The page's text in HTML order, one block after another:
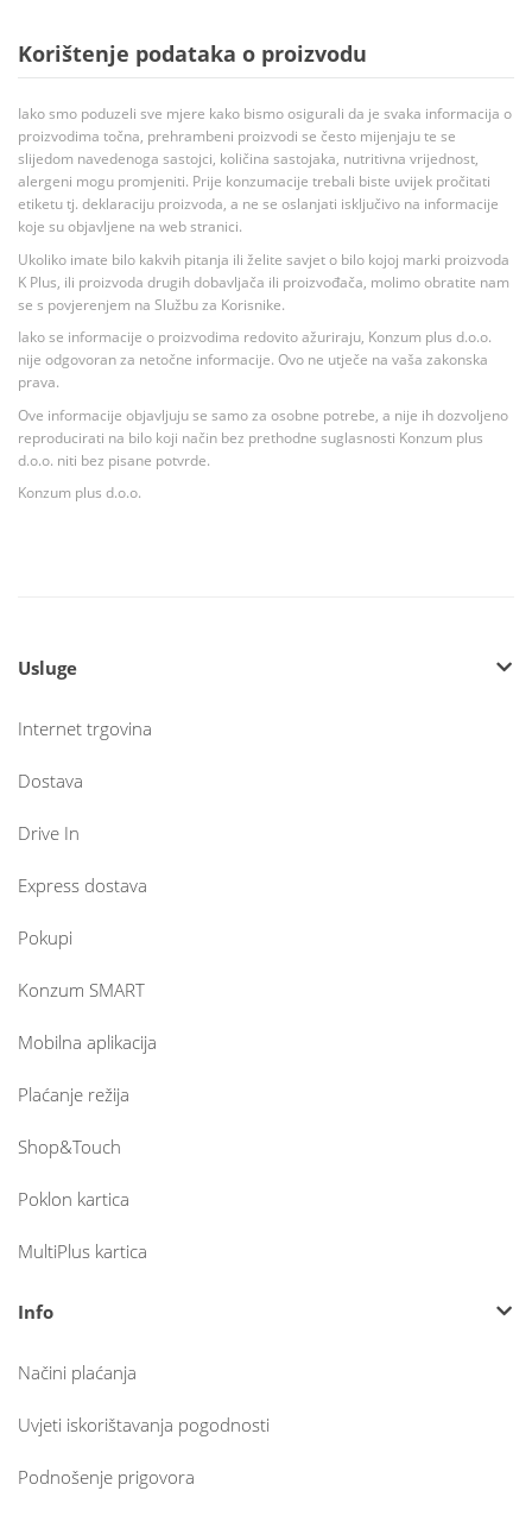
Korištenje podataka o proizvodu
Iako smo poduzeli sve mjere kako bismo osigurali da je svaka informacija o
proizvodima točna, prehrambeni proizvodi se često mijenjaju te se
slijedom navedenoga sastojci, količina sastojaka, nutritivna vrijednost,
alergeni mogu promjeniti. Prije konzumacije trebali biste uvijek pročitati
etiketu tj. deklaraciju proizvoda, a ne se oslanjati isključivo na informacije
koje su objavljene na web stranici.
Ukoliko imate bilo kakvih pitanja ili želite savjet o bilo kojoj marki proizvoda
K Plus, ili proizvoda drugih dobavljača ili proizvođača, molimo obratite nam
se s povjerenjem na Službu za Korisnike.
Iako se informacije o proizvodima redovito ažuriraju, Konzum plus d.o.o.
nije odgovoran za netočne informacije. Ovo ne utječe na vaša zakonska
prava.
Ove informacije objavljuju se samo za osobne potrebe, a nije ih dozvoljeno
reproducirati na bilo koji način bez prethodne suglasnosti Konzum plus
d.o.o. niti bez pisane potvrde.
Konzum plus d.o.o.
Usluge
Internet trgovina
Dostava
Drive In
Express dostava
Pokupi
Konzum SMART
Mobilna aplikacija
Plaćanje režija
Shop&Touch
Poklon kartica
MultiPlus kartica
Info
Načini plaćanja
Uvjeti iskorištavanja pogodnosti
Podnošenje prigovora